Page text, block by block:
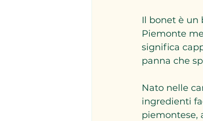
Il bonet è un
Piemonte
significa
panna che
Nato nelle
ingredienti
piemontese,